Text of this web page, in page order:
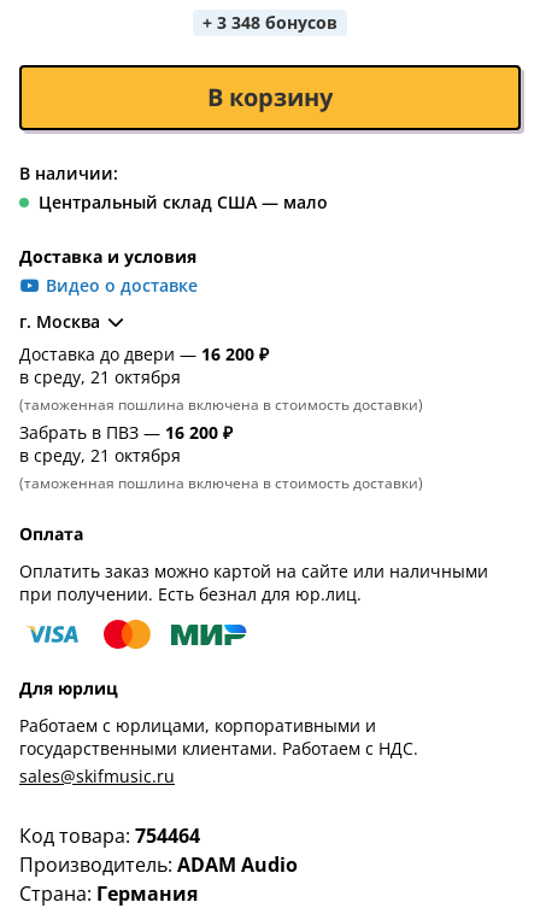
Код товара: 754464
Производитель: ADAM Audio
Страна: Германия
+ 3 348 бонусов
В корзину
В наличии:
Центральный склад США — мало
Доставка и условия
Видео о доставке
г. Москва
Доставка до двери — 16 200 ₽
в среду, 21 октября
(таможенная пошлина включена в стоимость доставки)
Забрать в ПВЗ — 16 200 ₽
в среду, 21 октября
(таможенная пошлина включена в стоимость доставки)
Оплата
Оплатить заказ можно картой на сайте или наличными
при получении. Есть безнал для юр.лиц.
Для юрлиц
Работаем с юрлицами, корпоративными и
государственными клиентами. Работаем с НДС.
sales@skifmusic.ru